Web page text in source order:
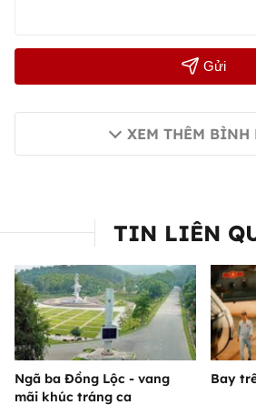
Gửi
XEM THÊM BÌNH
TIN LIÊN
Ngã ba Đồng Lộc - vang
mãi khúc tráng ca
Bay